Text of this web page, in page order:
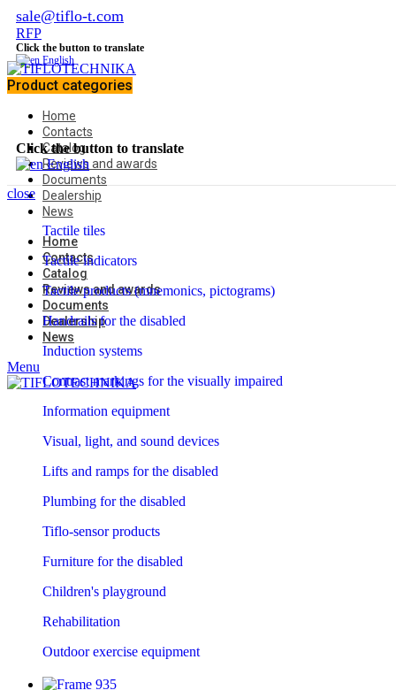
sale@tiflo-t.com
RFP
Click the button to translate
English
Product categories
Home
Contacts
Catalog
Reviews and awards
Documents
Dealership
News
Home
Contacts
Catalog
Reviews and awards
Documents
Dealership
News
Menu
Click the button to translate
English
close
Tactile tiles
Tactile indicators
Tactile products (mnemonics, pictograms)
Handrails for the disabled
Induction systems
Contrast markings for the visually impaired
Information equipment
Visual, light, and sound devices
Lifts and ramps for the disabled
Plumbing for the disabled
Tiflo-sensor products
Furniture for the disabled
Children's playground
Rehabilitation
Outdoor exercise equipment